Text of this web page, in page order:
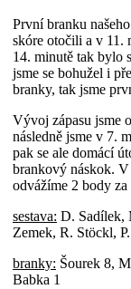
První branku
skóre otočili a v 11.
14. minutě tak bylo
jsme se bohužel i
branky, tak jsme
Vývoj zápasu jsme
následně jsme v 7.
pak se ale domácí
brankový náskok. V
odvážíme 2 body
sestava: D. Sadílek,
Zemek, R. Stöckl,
branky: Šourek 8,
Babka 1